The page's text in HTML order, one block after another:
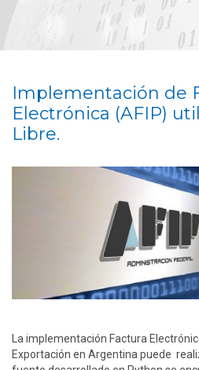
Implementación de
Electrónica (AFIP)
Libre.
La implementación Factura
Exportación en Argentina puede